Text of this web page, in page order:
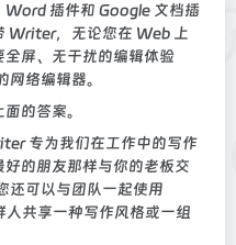
Word 插件和 Google 文档插
Writer，无论您在 Web 上
屏、无干扰的编辑体验
络编辑器。
的答案。
专为我们在工作中的写作
的朋友那样与你的老板交
还可以与团队一起使用
共享一种写作风格或一组